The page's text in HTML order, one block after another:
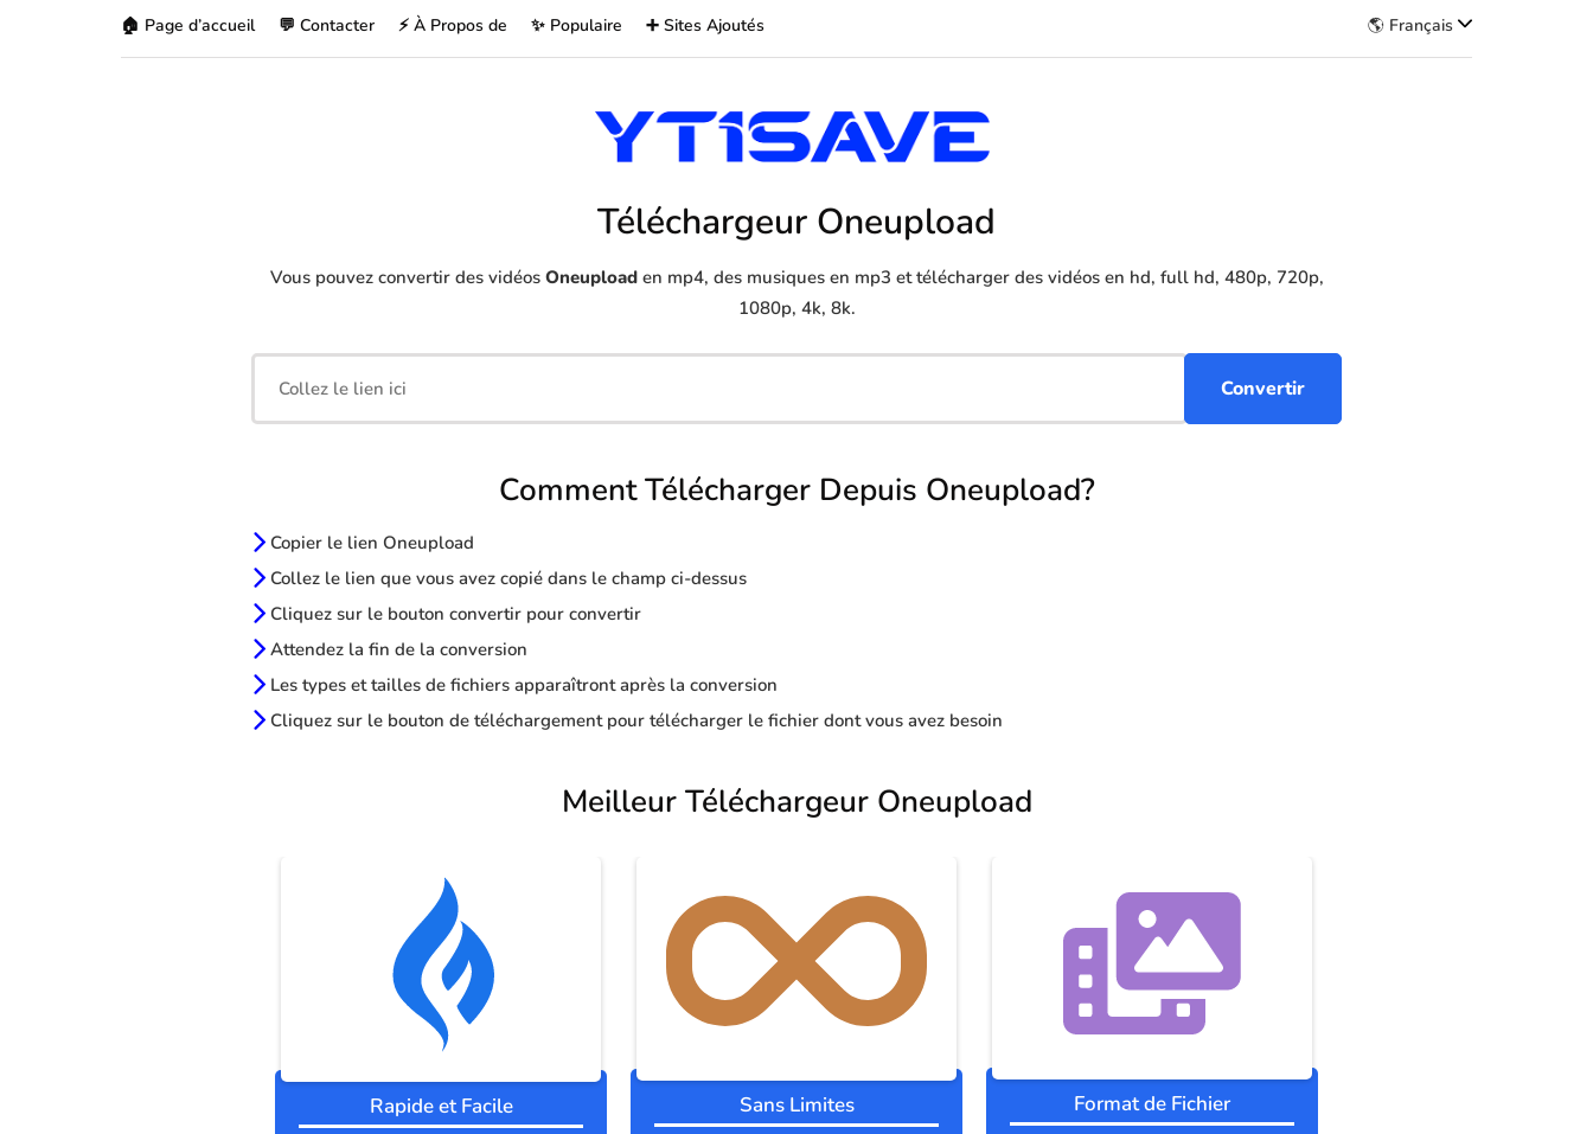
🏠 Page d’accueil 💬 Contacter ⚡ À Propos de ✨ Populaire ➕ Sites Ajoutés 🌎 Français
Téléchargeur Oneupload
Vous pouvez convertir des vidéos Oneuploaden mp4, des musiques en mp3 et télécharger des vidéos en hd, full hd, 480p, 720p,
1080p, 4k, 8k.
Comment Télécharger Depuis Oneupload?
Copier le lien Oneupload
Collez le lien que vous avez copié dans le champ ci-dessus
Cliquez sur le bouton convertir pour convertir
Attendez la fin de la conversion
Les types et tailles de fichiers apparaîtront après la conversion
Cliquez sur le bouton de téléchargement pour télécharger le fichier dont vous avez besoin
Meilleur Téléchargeur Oneupload
Rapide et Facile Sans Limites Format de Fichier